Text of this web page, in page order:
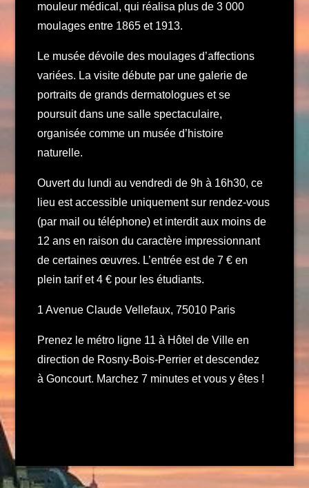
mouleur médical, qui réalisa plus de 3 000
moulages entre 1865 et 1913.
Le musée dévoile des moulages d’affections
variées. La visite débute par une galerie de
portraits de grands dermatologues et se
poursuit dans une salle spectaculaire,
organisée comme un musée d’histoire
naturelle.
Ouvert du lundi au vendredi de 9h à 16h30, ce
lieu est accessible uniquement sur rendez-vous
(par mail ou téléphone) et interdit aux moins de
12 ans en raison du caractère impressionnant
de certaines œuvres. L’entrée est de 7 € en
plein tarif et 4 € pour les étudiants.
1 Avenue Claude Vellefaux, 75010 Paris
Prenez le métro ligne 11 à Hôtel de Ville en
direction de Rosny-Bois-Perrier et descendez
à Goncourt. Marchez 7 minutes et vous y êtes !